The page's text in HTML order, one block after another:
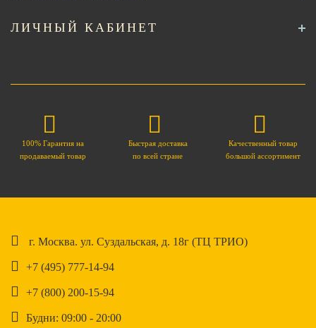
ЛИЧНЫЙ КАБИНЕТ
100% Гарантия на
продаваемый товар
Быстрая доставка
по всей стране
Качественный товар
большой ассортимент
г. Москва. ул. Суздальская, д. 18г (ТЦ ТРИО)
+7 (495) 777-14-94
+7 (800) 200-15-94
Будни: 09:00 - 20:00